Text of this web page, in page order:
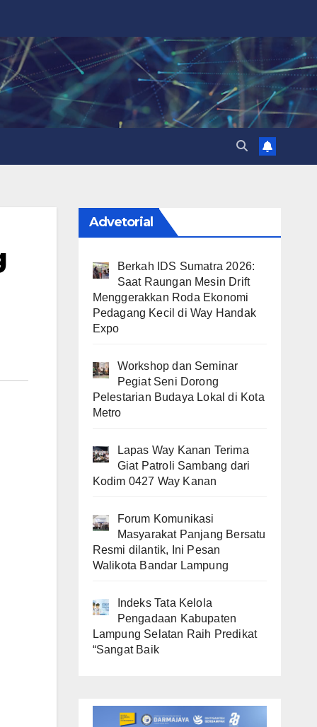
Advetorial
Berkah IDS Sumatra 2026:
Saat Raungan Mesin Drift
Menggerakkan Roda Ekonomi
Pedagang Kecil di Way Handak
Expo
Workshop dan Seminar
Pegiat Seni Dorong
Pelestarian Budaya Lokal di Kota
Metro
Lapas Way Kanan Terima
Giat Patroli Sambang dari
Kodim 0427 Way Kanan
Forum Komunikasi
Masyarakat Panjang Bersatu
Resmi dilantik, Ini Pesan
Walikota Bandar Lampung
Indeks Tata Kelola
Pengadaan Kabupaten
Lampung Selatan Raih Predikat
“Sangat Baik